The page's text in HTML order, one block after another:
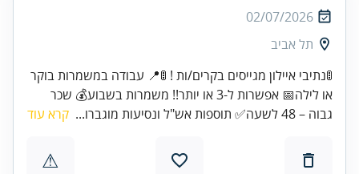
02/07/2026
תל אביב
🚦נתיבי איילון מגייסים בקרים/ות ! 🚦📍 עבודה במשמרות בוקר
או לילה📅 אפשרות ל-3 או יותר!! משמרות בשבוע💰 שכר
גבוה – 48 לשעה✅ תוספות אש"ל ונסיעות מוגברו...
קרא עוד
⚠